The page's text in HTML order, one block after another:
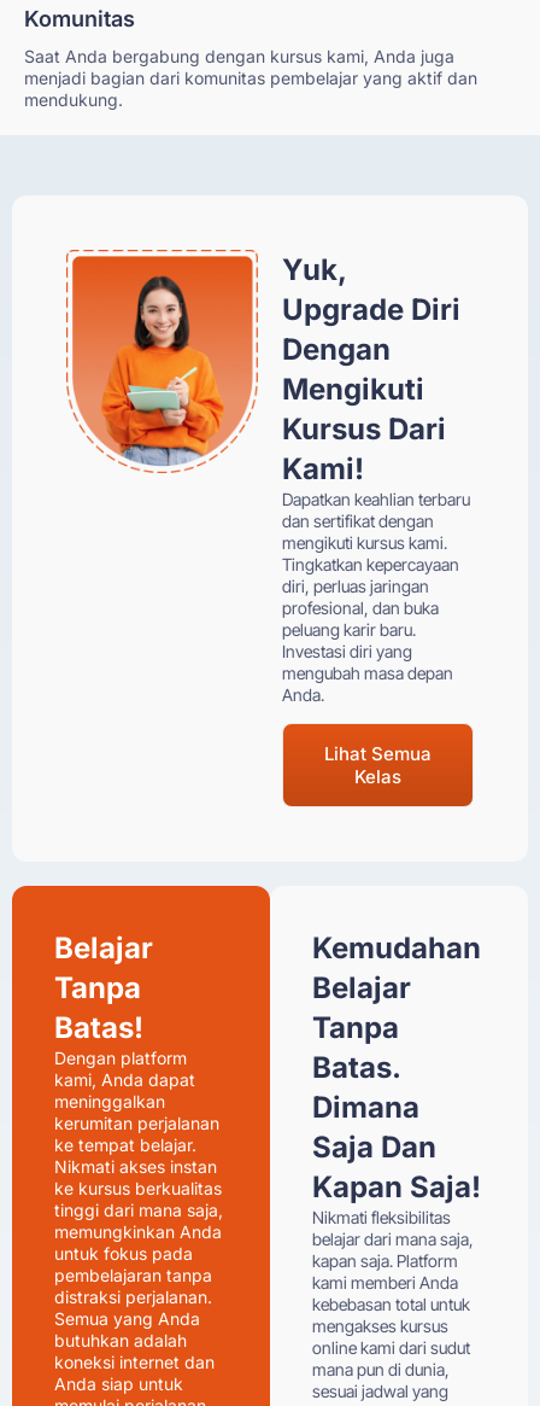
Komunitas
Saat Anda bergabung dengan kursus kami, Anda juga
menjadi bagian dari komunitas pembelajar yang aktif dan
mendukung.
Yuk,
Upgrade Diri
Dengan
Mengikuti
Kursus Dari
Kami!
Dapatkan keahlian terbaru
dan sertifikat dengan
mengikuti kursus kami.
Tingkatkan kepercayaan
diri, perluas jaringan
profesional, dan buka
peluang karir baru.
Investasi diri yang
mengubah masa depan
Anda.
Lihat Semua
Kelas
Belajar
Tanpa
Batas!
Dengan platform
kami, Anda dapat
meninggalkan
kerumitan perjalanan
ke tempat belajar.
Nikmati akses instan
ke kursus berkualitas
tinggi dari mana saja,
memungkinkan Anda
untuk fokus pada
pembelajaran tanpa
distraksi perjalanan.
Semua yang Anda
butuhkan adalah
koneksi internet dan
Anda siap untuk
Kemudahan
Belajar
Tanpa
Batas.
Dimana
Saja Dan
Kapan Saja!
Nikmati fleksibilitas
belajar dari mana saja,
kapan saja. Platform
kami memberi Anda
kebebasan total untuk
mengakses kursus
online kami dari sudut
mana pun di dunia,
sesuai jadwal yang